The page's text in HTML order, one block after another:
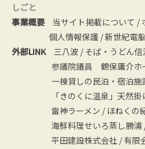
しごと
事業概要
当サイト掲載について /
個人情報保護 /新世紀電
外部LINK
三八波 / そば・うどん信
参議院議員 鶴保庸介ホ
一棟貸しの民泊・宿泊施
「きのくに温泉」天然
雷神ラーメン / ほねくの
海鮮料理せいろ蒸し勝浦
平田建設株式会社 /有限